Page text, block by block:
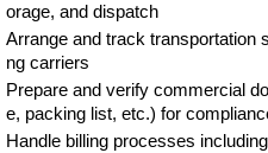
orage, and dispatch
Arrange and track transportation
ng carriers
Prepare and verify commercial
e, packing list, etc.) for
Handle billing processes